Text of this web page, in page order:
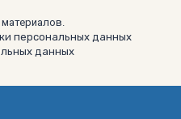
персональных данных
данных